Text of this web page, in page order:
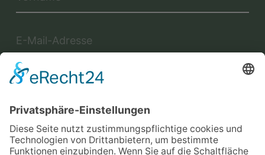
Jetzt anmelden
Mit der Eintragung in dem Newsletter erkläre ich mich mit der
Datenschutzerklärungvon Terraristik District einverstanden.